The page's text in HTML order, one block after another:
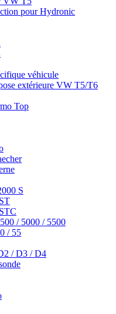
pour Hydronic
véhicule
extérieure VW T5/T6
Top
S
/ 5000 / 5500
/ 55
/ D3 / D4